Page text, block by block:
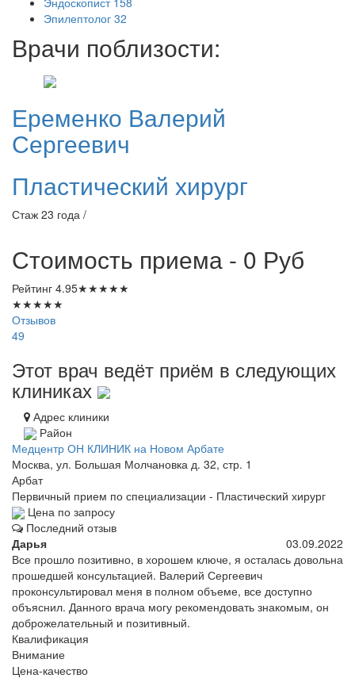
Эпилептолог 32
Врачи поблизости:
Еременко Валерий
Сергеевич
Пластический хирург
Стаж 23 года /
Стоимость приема - 0 Руб
Рейтинг 4.95★★★★★
★★★★★
Отзывов
49
Этот врач ведёт приём в следующих
клиниках
Адрес клиники
Район
Медцентр ОН КЛИНИК на Новом Арбате
Москва, ул. Большая Молчановка д. 32, стр. 1
Арбат
Первичный прием по специализации - Пластический хирург
Цена по запросу
Последний отзыв
Дарья
03.09.2022
Все прошло позитивно, в хорошем ключе, я осталась довольна
прошедшей консультацией. Валерий Сергеевич
проконсультировал меня в полном объеме, все доступно
объяснил. Данного врача могу рекомендовать знакомым, он
доброжелательный и позитивный.
Квалификация
Внимание
Цена-качество